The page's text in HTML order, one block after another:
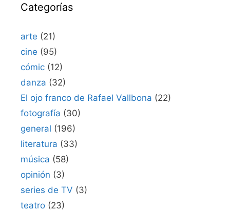
Categorías
arte (21)
cine (95)
cómic (12)
danza (32)
El ojo franco de Rafael Vallbona (22)
fotografía (30)
general (196)
literatura (33)
música (58)
opinión (3)
series de TV (3)
teatro (23)